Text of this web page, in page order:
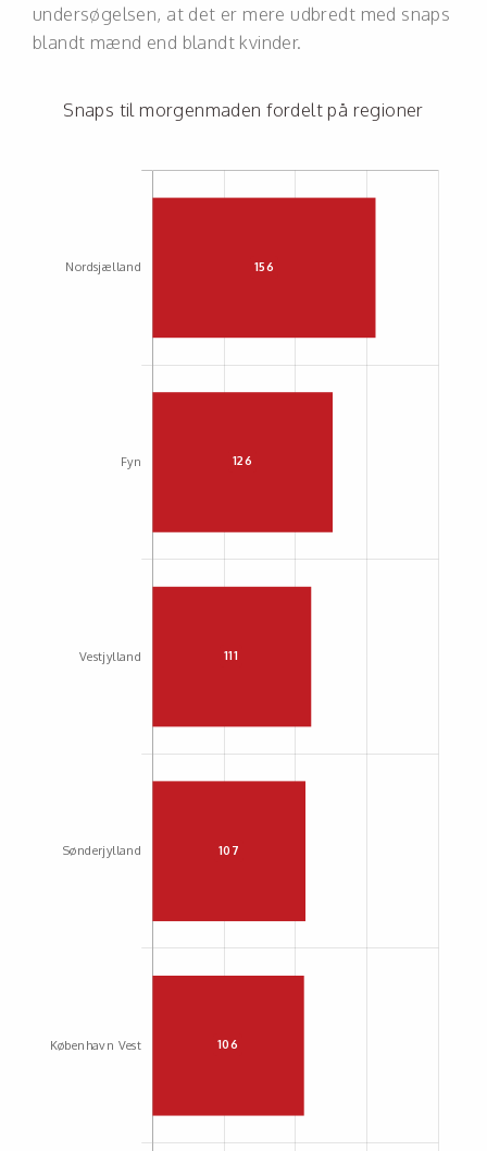
undersøgelsen, at det er mere udbredt med snaps
blandt mænd end blandt kvinder.
Snaps til morgenmaden fordelt på regioner